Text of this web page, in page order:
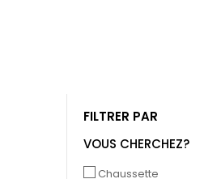
FILTRER PAR
VOUS CHERCHEZ?
Chaussette